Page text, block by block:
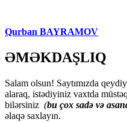
Qurban BAYRAMOV
ƏMƏKDAŞLIQ
Salam olsun! Saytımızda
alaraq, istədiyiniz vaxtda
bilərsiniz (bu çox sadə və
əlaqə saxlayın.